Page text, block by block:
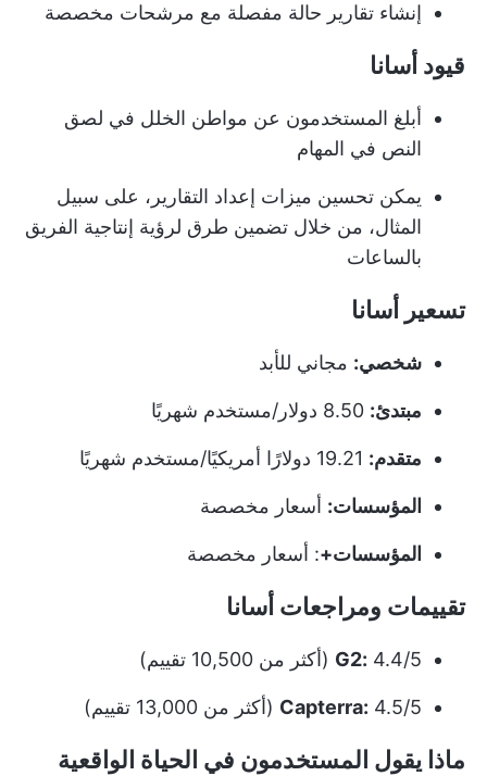
إنشاء تقارير حالة مفصلة مع مرشحات مخصصة
قيود أسانا
أبلغ المستخدمون عن مواطن الخلل في لصق
النص في المهام
يمكن تحسين ميزات إعداد التقارير، على سبيل
المثال، من خلال تضمين طرق لرؤية إنتاجية الفريق
بالساعات
تسعير أسانا
شخصي: مجاني للأبد
مبتدئ:
متقدم:
المؤسسات: أسعار مخصصة
المؤسسات+: أسعار مخصصة
تقييمات ومراجعات أسانا
G2: 4.4/5 (أكثر من 10,500 تقييم)
Capterra: 4.5/5 (أكثر من 13,000 تقييم)
ماذا يقول المستخدمون في الحياة الواقعية